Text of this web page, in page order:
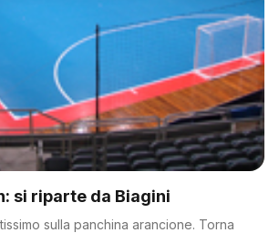
si riparte da Biagini
sulla panchina arancione. Torna